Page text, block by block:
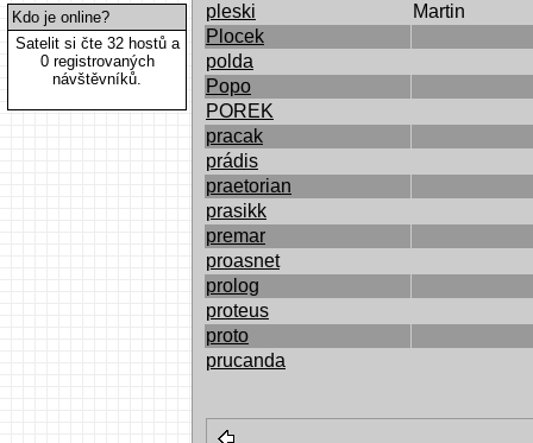
Kdo je online?
Satelit si čte 32 hostů a
0 registrovaných
návštěvníků.
pleski
Martin
Plocek
polda
Popo
POREK
pracak
prádis
praetorian
prasikk
premar
proasnet
prolog
proteus
proto
prucanda